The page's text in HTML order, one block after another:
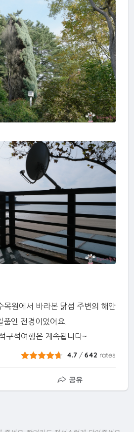
목원에서 바라본 닭섬 주변의 해안
품인 전경이었어요.
구석여행은 계속됩니다~
4.7 /642 rates
공유